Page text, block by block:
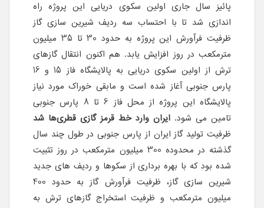
پائیز سال جاری اولین سکوی دریایی این پروژه راه
اندازی شد تا با احتساب سه ردیف شیرین سازی گاز
ظرفیت فرآورش این پروژه به حدود 30 تا 35 میلیون
مترمکعب در روز افزایش یابد. هم اکنون انتقال گازهای
ترش از اولین سکوی دریایی به پالایشگاه فاز 15 و 16
پارس جنوبی آغاز شده است و مابقی خوراک مورد نیاز
پالایشگاه این پروژه از محل فاز 6 تا 8 پارس جنوبی
تامین می شود. ایران وارد خط قرمز گازی قطری‌ها شد
ظرفیت تولید گاز ایران از پارس جنوبی در طول چند سال
گذشته در محدوده 300 میلیون مترمکعب در روز تثبیت
شده بود که با بهره برداری از سکوها و ردیف های جدید
شیرین سازی گاز، ظرفیت فرآورش گاز به حدود 400
میلیون مترمکعب و ظرفیت استخراج گازهای ترش به